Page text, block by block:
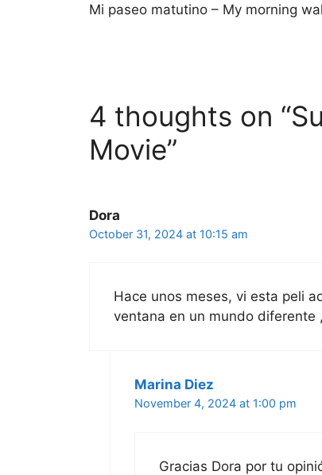
Mi paseo matutino – My morning
4 thoughts on
Movie”
Dora
October 31, 2024 at 10:15 am
Hace unos meses, vi esta peli
ventana en un mundo diferente
Marina Diez
November 4, 2024 at 1:00 pm
Gracias Dora por tu